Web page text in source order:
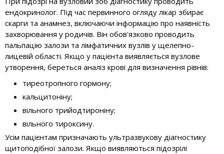
ендокринолог. Під час первинного огляду лікар збирає
скарги та анамнез, включаючи інформацію про наявність
захворювання у родичів. Він обов'язково проводить
пальпацію залози та лімфатичних вузлів у щелепно-
лицевій області. Якщо у пацієнта виявляється вузлове
утворення, береться аналіз крові для визначення рівнів:
тиреотропного гормону;
кальцитоніну;
вільного трийодтироніну;
вільного тироксину.
Усім пацієнтам призначають ультразвукову діагностику
щитоподібної залози. Якщо виявляються підозрілі